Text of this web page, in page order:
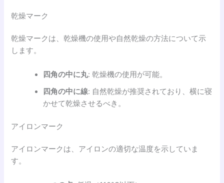
乾燥マーク
乾燥マークは、乾燥機の使用や自然乾燥の方法について示
します。
四角の中に丸: 乾燥機の使用が可能。
四角の中に線: 自然乾燥が推奨されており、横に寝
かせて乾燥させるべき。
アイロンマーク
アイロンマークは、アイロンの適切な温度を示していま
す。